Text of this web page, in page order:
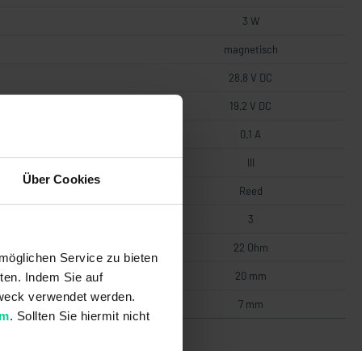
Über Cookies
Service zu bieten
Indem Sie auf
verwendet werden.
. Sollten Sie hiermit nicht
3 W
magnetisch
28,8 V DC
19,2 V DC
0,1 A
III
Reed
3
22 Ohm
20 mm
7 mm